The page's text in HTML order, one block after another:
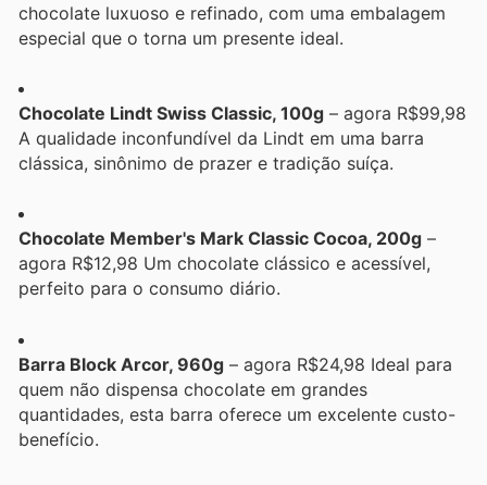
chocolate luxuoso e refinado, com uma embalagem
especial que o torna um presente ideal.
Chocolate Lindt Swiss Classic, 100g – agora R$99,98
A qualidade inconfundível da Lindt em uma barra
clássica, sinônimo de prazer e tradição suíça.
Chocolate Member's Mark Classic Cocoa, 200g –
agora R$12,98 Um chocolate clássico e acessível,
perfeito para o consumo diário.
Barra Block Arcor, 960g – agora R$24,98 Ideal para
quem não dispensa chocolate em grandes
quantidades, esta barra oferece um excelente custo-
benefício.